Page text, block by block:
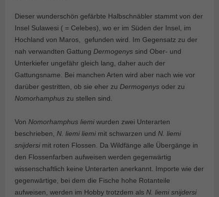
Dieser wunderschön gefärbte Halbschnäbler stammt von der
Insel Sulawesi ( = Celebes), wo er im Süden der Insel, im
Hochland von Maros, gefunden wird. Im Gegensatz zu der
nah verwandten Gattung Dermogenys sind Ober- und
Unterkiefer ungefähr gleich lang, daher auch der
Gattungsname. Bei manchen Arten wird aber nach wie vor
darüber gestritten, ob sie eher zu Dermogenys oder zu
Nomorhamphus zu stellen sind.
Von Nomorhamphus liemiwurden zwei Unterarten
beschrieben, N. liemi liemimit schwarzen und N. liemi
snijdersimit roten Flossen. Da Wildfänge alle Übergänge in
den Flossenfarben aufweisen werden gegenwärtig
wissenschaftlich keine Unterarten anerkannt. Importe wie der
gegenwärtige, bei dem die Fische hohe Rotanteile
aufweisen, werden im Hobby trotzdem als N. liemi snijdersi